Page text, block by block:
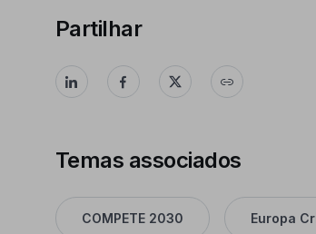
Partilhar
Temas associados
COMPETE 2030 Europa